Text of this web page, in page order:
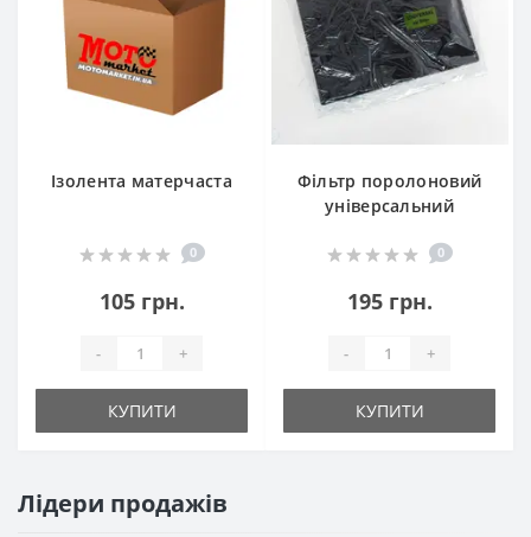
Ізолента матерчаста
0
105 грн.
- +
КУПИТИ
Фільтр поролоновий
універсальний
0
195 грн.
- +
КУПИТИ
Лідери продажів